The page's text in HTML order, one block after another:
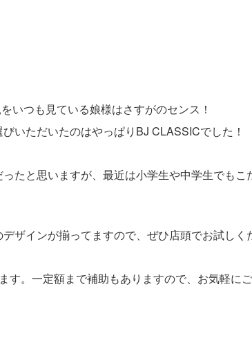
いつも見ている娘様はさすがのセンス！
いただいたのはやっぱりBJ CLASSICでした！
たと思いますが、最近は小学生や中学生でもこ
ザインが揃ってますので、ぜひ店頭でお試しく
。一定額まで補助もありますので、お気軽にご